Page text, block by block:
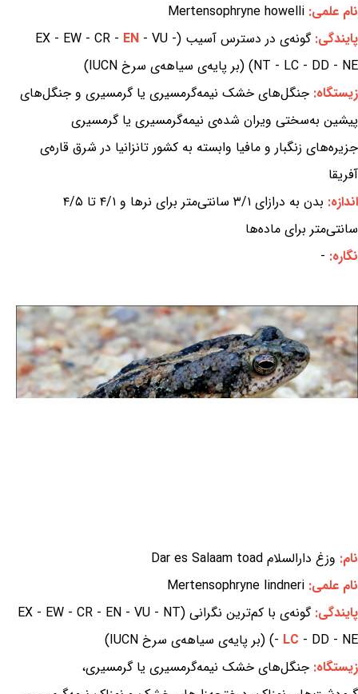
نام علمی: Mertensophryne howelli
پایندگی:گونه‌ی در دسترس آسیب (EX - EW - CR - EN - VU -
NT - LC - DD - NE) (بر پایه‌ی سیاهه‌ی سرخ IUCN)
زیستگاه: جنگل‌های خشک نیمه‌گرمسیری یا گرمسیری و جنگل‌های
پیشین به‌سختی ویران شده‌ی نیمه‌گرمسیری یا گرمسیری
جزیره‌های زنگبار و مافیا وابسته به کشور تانزانیا در شرق قاره‌ی
آفریقا
اندازه:
بدن به درازای ۳/۱ سانتی‌متر برای نرها و ۴/۱ تا ۴/۵
سانتی‌متر برای ماده‌ها
نگاره: -
نام: وزغ دارالسلام Dar es Salaam toad
نام علمی: Mertensophryne lindneri
پایندگی:
گونه‌ی با کم‌ترین نگرانی (EX - EW - CR - EN - VU - NT
- LC - DD - NE) (بر پایه‌ی سیاهه‌ی سرخ IUCN)
زیستگاه: جنگل‌های خشک نیمه‌گرمسیری یا گرمسیری،